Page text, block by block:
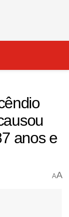
anos e
AA